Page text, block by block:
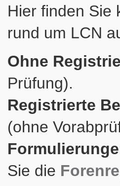
Hier finden Sie
rund um LCN
Ohne
Prüfung).
Registrierte
(ohne
Sie die